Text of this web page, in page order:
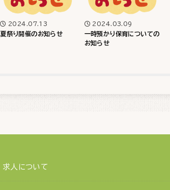
2024.07.13
夏祭り開催のお知らせ
2024.03.09
一時預かり保育についての
お知らせ
求人について